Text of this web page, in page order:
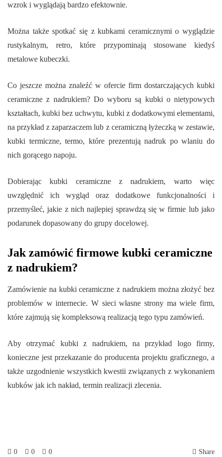
wzrok i wyglądają bardzo efektownie.
Można także spotkać się z kubkami ceramicznymi o wyglądzie
rustykalnym, retro, które przypominają stosowane kiedyś
metalowe kubeczki.
Co jeszcze można znaleźć w ofercie firm dostarczających kubki
ceramiczne z nadrukiem? Do wyboru są kubki o nietypowych
kształtach, kubki bez uchwytu, kubki z dodatkowymi elementami,
na przykład z zaparzaczem lub z ceramiczną łyżeczką w zestawie,
kubki termiczne, termo, które prezentują nadruk po wlaniu do
nich gorącego napoju.
Dobierając kubki ceramiczne z nadrukiem, warto więc
uwzględnić ich wygląd oraz dodatkowe funkcjonalności i
przemyśleć, jakie z nich najlepiej sprawdzą się w firmie lub jako
podarunek dopasowany do grupy docelowej.
Jak zamówić firmowe kubki ceramiczne
z nadrukiem?
Zamówienie na kubki ceramiczne z nadrukiem można złożyć bez
problemów w internecie. W sieci własne strony ma wiele firm,
które zajmują się kompleksową realizacją tego typu zamówień.
Aby otrzymać kubki z nadrukiem, na przykład logo firmy,
konieczne jest przekazanie do producenta projektu graficznego, a
także uzgodnienie wszystkich kwestii związanych z wykonaniem
kubków jak ich nakład, termin realizacji zlecenia.
0 0 0 Share